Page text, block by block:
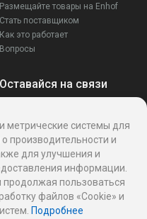
Размещайте товары на Enhof
Стать поставщиком
Как это работает
Вопросы
Оставайся на связи
метрические системы для
производительности и
для улучшения и
информации.
продолжая пользоваться
файлов «Cookie» и
Подробнее